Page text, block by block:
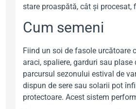
stare proaspătă, cât și procesat,
Cum semeni
Fiind un soi de fasole urcătoare
araci, spaliere, garduri sau
parcursul sezonului estival de
dispun de sere sau solarii pot
protectoare. Acest sistem